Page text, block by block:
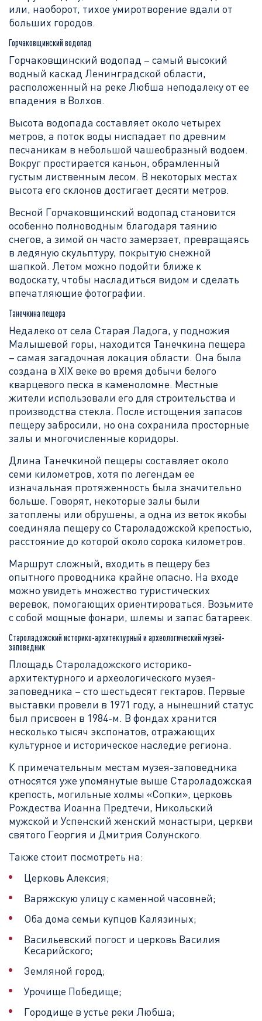
или, наоборот, тихое умиротворение вдали от
больших городов.
Горчаковщинский водопад
Горчаковщинский водопад – самый высокий
водный каскад Ленинградской области,
расположенный на реке Любша неподалеку от ее
впадения в Волхов.
Высота водопада составляет около четырех
метров, а поток воды ниспадает по древним
песчаникам в небольшой чашеобразный водоем.
Вокруг простирается каньон, обрамленный
густым лиственным лесом. В некоторых местах
высота его склонов достигает десяти метров.
Весной Горчаковщинский водопад становится
особенно полноводным благодаря таянию
снегов, а зимой он часто замерзает, превращаясь
в ледяную скульптуру, покрытую снежной
шапкой. Летом можно подойти ближе к
водоскату, чтобы насладиться видом и сделать
впечатляющие фотографии.
Танечкина пещера
Недалеко от села Старая Ладога, у подножия
Малышевой горы, находится Танечкина пещера
– самая загадочная локация области. Она была
создана в XIX веке во время добычи белого
кварцевого песка в каменоломне. Местные
жители использовали его для строительства и
производства стекла. После истощения запасов
пещеру забросили, но она сохранила просторные
залы и многочисленные коридоры.
Длина Танечкиной пещеры составляет около
семи километров, хотя по легендам ее
изначальная протяженность была значительно
больше. Говорят, некоторые залы были
затоплены или обрушены, а одна из веток якобы
соединяла пещеру со Староладожской крепостью,
расстояние до которой около сорока километров.
Маршрут сложный, входить в пещеру без
опытного проводника крайне опасно. На входе
можно увидеть множество туристических
веревок, помогающих ориентироваться. Возьмите
с собой мощные фонари, шлемы и запас батареек.
Староладожский историко-архитектурный и археологический музей-
заповедник
Площадь Староладожского историко-
архитектурного и археологического музея-
заповедника – сто шестьдесят гектаров. Первые
выставки провели в 1971 году, а нынешний статус
был присвоен в 1984-м. В фондах хранится
несколько тысяч экспонатов, отражающих
культурное и историческое наследие региона.
К примечательным местам музея-заповедника
относятся уже упомянутые выше Староладожская
крепость, могильные холмы «Сопки», церковь
Рождества Иоанна Предтечи, Никольский
мужской и Успенский женский монастыри, церкви
святого Георгия и Дмитрия Солунского.
Также стоит посмотреть на:
Церковь Алексия;
Варяжскую улицу с каменной часовней;
Оба дома семьи купцов Калязиных;
Васильевский погост и церковь Василия
Кесарийского;
Земляной город;
Урочище Победище;
Городище в устье реки Любша;